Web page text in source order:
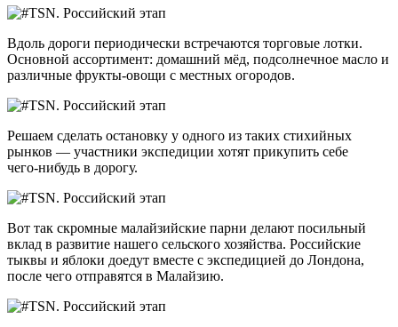
Вдоль дороги периодически встречаются торговые лотки.
Основной ассортимент: домашний мёд, подсолнечное масло и
различные фрукты-овощи с местных огородов.
Решаем сделать остановку у одного из таких стихийных
рынков — участники экспедиции хотят прикупить себе
чего-нибудь в дорогу.
Вот так скромные малайзийские парни делают посильный
вклад в развитие нашего сельского хозяйства. Российские
тыквы и яблоки доедут вместе с экспедицией до Лондона,
после чего отправятся в Малайзию.